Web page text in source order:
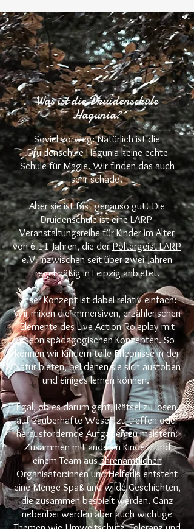
Was ist die Druidenschule
Hagunia?
​Soviel vorweg: Natürlich ist die
Druidenschule Hagunia keine echte
Schule für Magie. Wir finden das auch
sehr schade!
Aber sie ist fast genauso gut! Die
Druidenschule ist eine LARP-
Veranstaltungsreihe für Kinder im Alter
von 6-11 Jahren, die derPoltergeist LARP
e.V.inzwischen seit über zwei Jahren
regelmäßig in Leipzig anbietet.
Unser Konzept ist dabei relativ einfach:
Wir mixen die immersiven, erzählerischen
Elemente des Live Action Roleplay mit
erlebnispädagogischen Konzepten. So
können wir Kindern tolle Erlebnisse in der
Natur bieten, bei denen sie sich austoben
und einiges lernen können.
Egal, ob es darum geht, Rätsel zu lösen,
auf zauberhafte Wesen zu treffen oder
herausfordernde Aufgaben zu meistern:
Zusammen mit anderen Kindern und
einem Team ausehrenamtlichen
Organisator:innenundHelferlis entsteht
eine Menge Spaß und wilde Geschichten,
die zusammen bespielt werden. Ganz
nebenbei werden aber auch wichtige